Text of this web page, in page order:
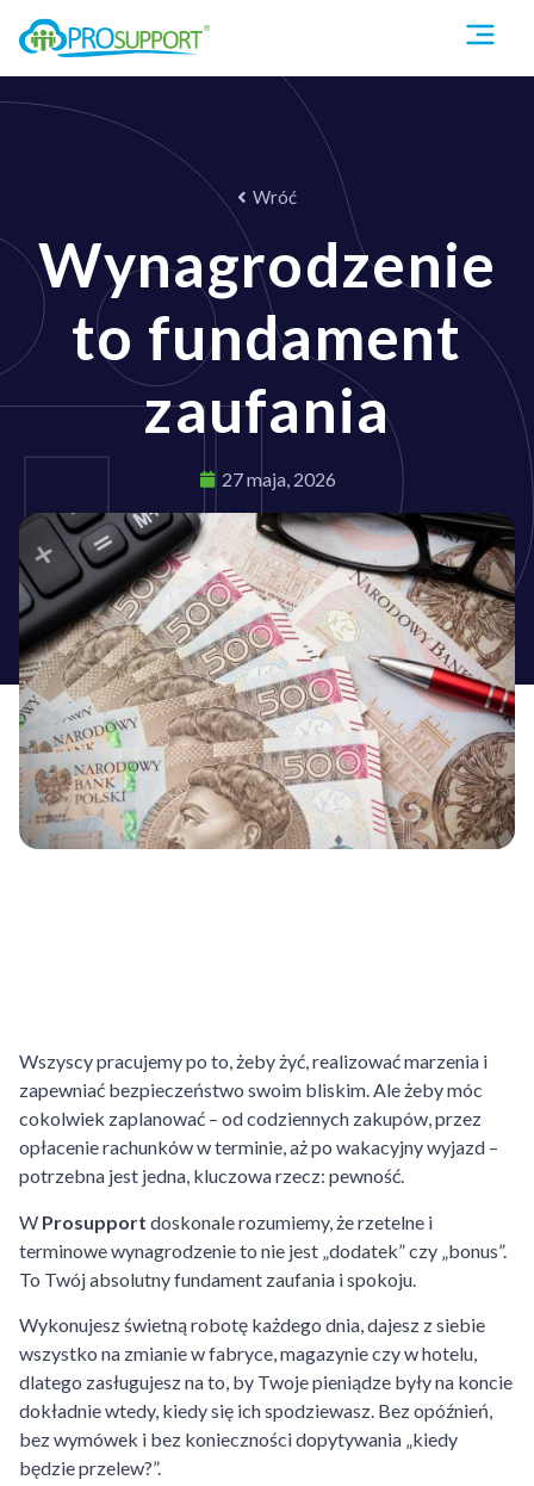
Wróć
Wynagrodzenie
to fundament
zaufania
27 maja, 2026
Wszyscy pracujemy po to, żeby żyć, realizować marzenia i
zapewniać bezpieczeństwo swoim bliskim. Ale żeby móc
cokolwiek zaplanować – od codziennych zakupów, przez
opłacenie rachunków w terminie, aż po wakacyjny wyjazd –
potrzebna jest jedna, kluczowa rzecz: pewność.
W Prosupport doskonale rozumiemy, że rzetelne i
terminowe wynagrodzenie to nie jest „dodatek” czy „bonus”.
To Twój absolutny fundament zaufania i spokoju.
Wykonujesz świetną robotę każdego dnia, dajesz z siebie
wszystko na zmianie w fabryce, magazynie czy w hotelu,
dlatego zasługujesz na to, by Twoje pieniądze były na koncie
dokładnie wtedy, kiedy się ich spodziewasz. Bez opóźnień,
bez wymówek i bez konieczności dopytywania „kiedy
będzie przelew?”.